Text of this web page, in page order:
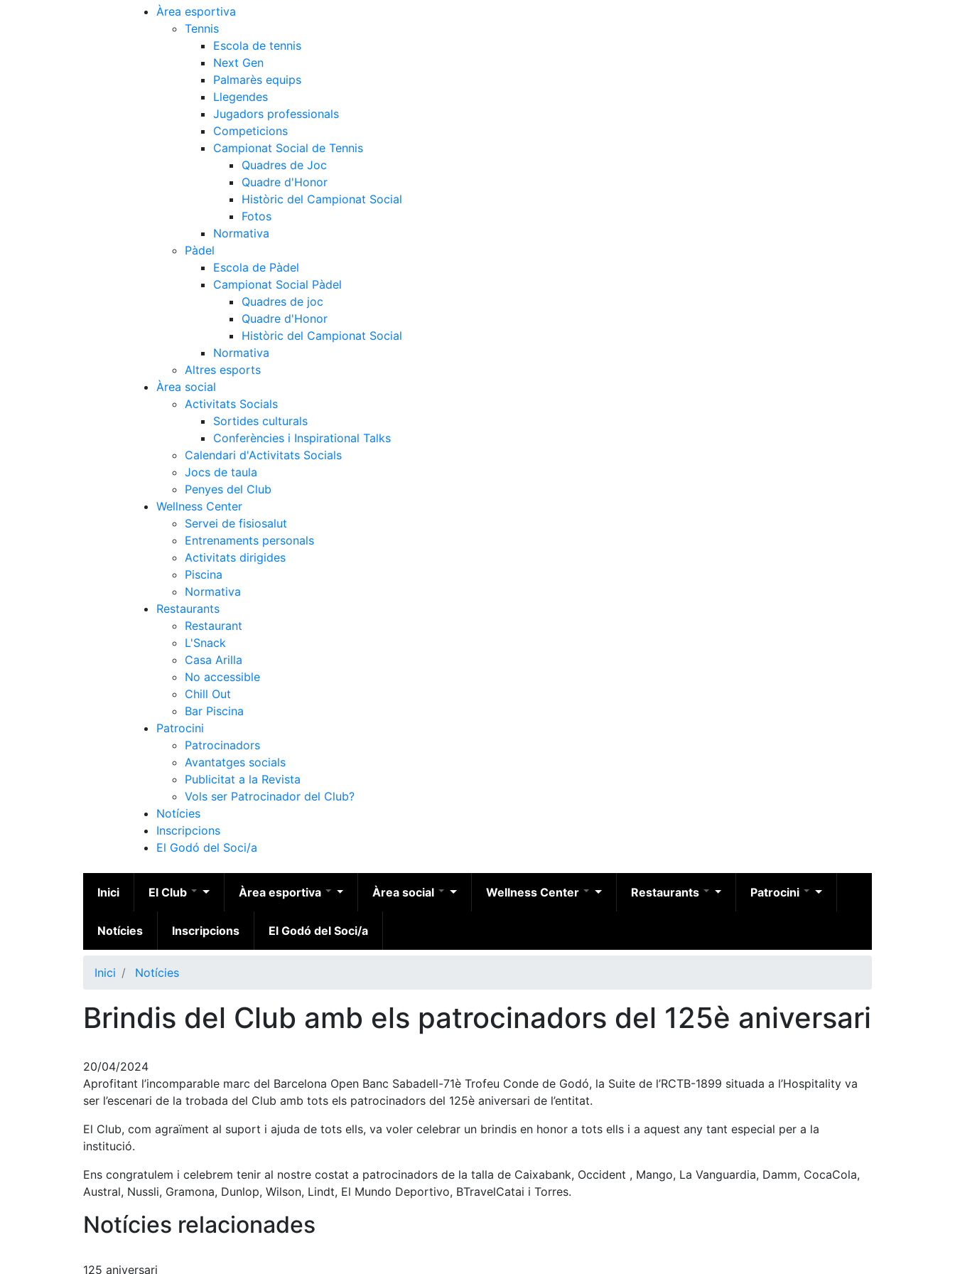
Àrea esportiva
Tennis
Escola de tennis
Next Gen
Palmarès equips
Llegendes
Jugadors professionals
Competicions
Campionat Social de Tennis
Quadres de Joc
Quadre d'Honor
Històric del Campionat Social
Fotos
Normativa
Pàdel
Escola de Pàdel
Campionat Social Pàdel
Quadres de joc
Quadre d'Honor
Històric del Campionat Social
Normativa
Altres esports
Àrea social
Activitats Socials
Sortides culturals
Conferències i Inspirational Talks
Calendari d'Activitats Socials
Jocs de taula
Penyes del Club
Wellness Center
Servei de fisiosalut
Entrenaments personals
Activitats dirigides
Piscina
Normativa
Restaurants
Restaurant
L'Snack
Casa Arilla
No accessible
Chill Out
Bar Piscina
Patrocini
Patrocinadors
Avantatges socials
Publicitat a la Revista
Vols ser Patrocinador del Club?
Notícies
Inscripcions
El Godó del Soci/a
Inici El Club Àrea esportiva Àrea social Wellness Center Restaurants Patrocini
Notícies Inscripcions El Godó del Soci/a
Inici Notícies
Brindis del Club amb els patrocinadors del 125è aniversari
20/04/2024
Aprofitant l’incomparable marc del Barcelona Open Banc Sabadell-71è Trofeu Conde de Godó, la Suite de l’RCTB-1899 situada a l’Hospitality va
ser l’escenari de la trobada del Club amb tots els patrocinadors del 125è aniversari de l’entitat.
El Club, com agraïment al suport i ajuda de tots ells, va voler celebrar un brindis en honor a tots ells i a aquest any tant especial per a la
institució.
Ens congratulem i celebrem tenir al nostre costat a patrocinadors de la talla de Caixabank, Occident , Mango, La Vanguardia, Damm, CocaCola,
Austral, Nussli, Gramona, Dunlop, Wilson, Lindt, El Mundo Deportivo, BTravelCatai i Torres.
Notícies relacionades
125 aniversari